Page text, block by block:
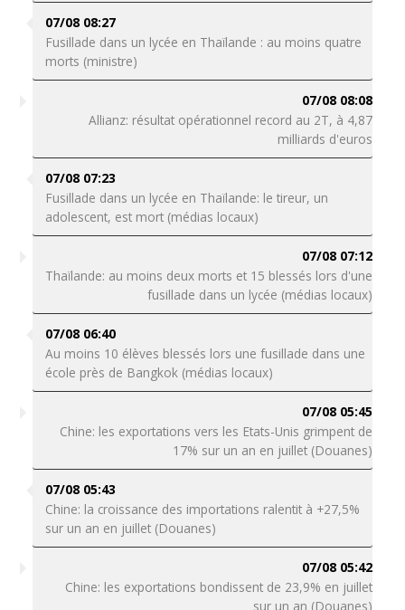
07/08 08:27
Fusillade dans un lycée en Thaïlande : au moins quatre
morts (ministre)
07/08 08:08
Allianz: résultat opérationnel record au 2T, à 4,87
milliards d'euros
07/08 07:23
Fusillade dans un lycée en Thaïlande: le tireur, un
adolescent, est mort (médias locaux)
07/08 07:12
Thaïlande: au moins deux morts et 15 blessés lors d'une
fusillade dans un lycée (médias locaux)
07/08 06:40
Au moins 10 élèves blessés lors une fusillade dans une
école près de Bangkok (médias locaux)
07/08 05:45
Chine: les exportations vers les Etats-Unis grimpent de
17% sur un an en juillet (Douanes)
07/08 05:43
Chine: la croissance des importations ralentit à +27,5%
sur un an en juillet (Douanes)
07/08 05:42
Chine: les exportations bondissent de 23,9% en juillet
sur un an (Douanes)